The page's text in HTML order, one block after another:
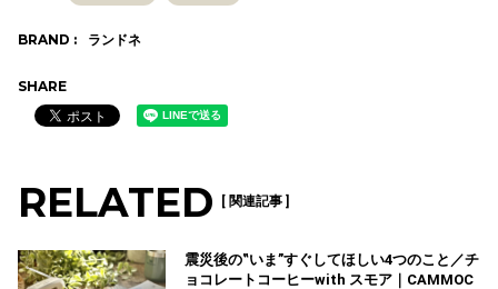
BRAND : ランドネ
SHARE
RELATED [ 関連記事 ]
震災後の‟いま”すぐしてほしい4つのこと／チ
ョコレートコーヒーwith スモア｜CAMMOC